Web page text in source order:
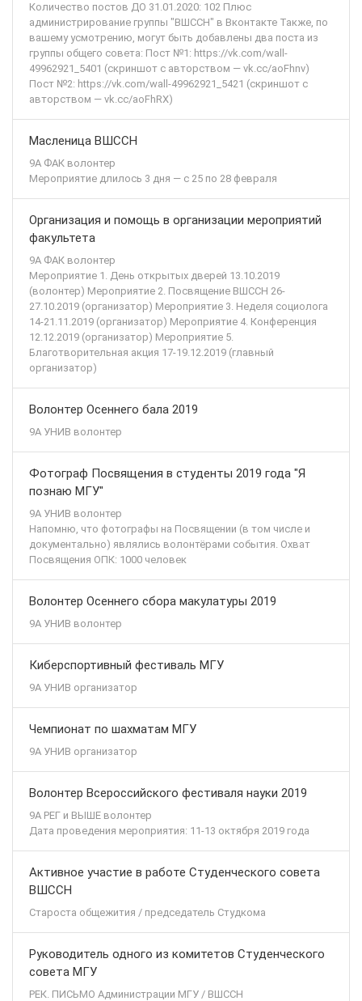
Количество постов ДО 31.01.2020: 102 Плюс
администрирование группы "ВШССН" в Вконтакте Также, по
вашему усмотрению, могут быть добавлены два поста из
группы общего совета: Пост №1: https://vk.com/wall-
49962921_5401 (скриншот с авторством — vk.cc/aoFhnv)
Пост №2: https://vk.com/wall-49962921_5421 (скриншот с
авторством — vk.cc/aoFhRX)
Масленица ВШССН
9А ФАК волонтер
Мероприятие длилось 3 дня — с 25 по 28 февраля
Организация и помощь в организации мероприятий
факультета
9А ФАК волонтер
Мероприятие 1. День открытых дверей 13.10.2019
(волонтер) Мероприятие 2. Посвящение ВШССН 26-
27.10.2019 (организатор) Мероприятие 3. Неделя социолога
14-21.11.2019 (организатор) Мероприятие 4. Конференция
12.12.2019 (организатор) Мероприятие 5.
Благотворительная акция 17-19.12.2019 (главный
организатор)
Волонтер Осеннего бала 2019
9А УНИВ волонтер
Фотограф Посвящения в студенты 2019 года "Я
познаю МГУ"
9А УНИВ волонтер
Напомню, что фотографы на Посвящении (в том числе и
документально) являлись волонтёрами события. Охват
Посвящения ОПК: 1000 человек
Волонтер Осеннего сбора макулатуры 2019
9А УНИВ волонтер
Киберспортивный фестиваль МГУ
9А УНИВ организатор
Чемпионат по шахматам МГУ
9А УНИВ организатор
Волонтер Всероссийского фестиваля науки 2019
9А РЕГ и ВЫШЕ волонтер
Дата проведения мероприятия: 11-13 октября 2019 года
Активное участие в работе Студенческого совета
ВШССН
Староста общежития / председатель Студкома
Руководитель одного из комитетов Студенческого
совета МГУ
РЕК. ПИСЬМО Администрации МГУ / ВШССН